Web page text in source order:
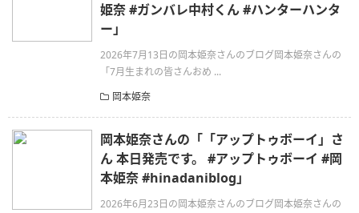
姫奈 #ガンバレ中村くん #ハンターハンタ
ー」
2026年7月13日の岡本姫奈さんのブログ岡本姫奈さんの
「7月生まれの皆さんおめ ...
岡本姫奈
岡本姫奈さんの「「アップトゥボーイ」さ
ん 本日発売です。 #アップトゥボーイ #岡
本姫奈 #hinadaniblog」
2026年6月23日の岡本姫奈さんのブログ岡本姫奈さんの